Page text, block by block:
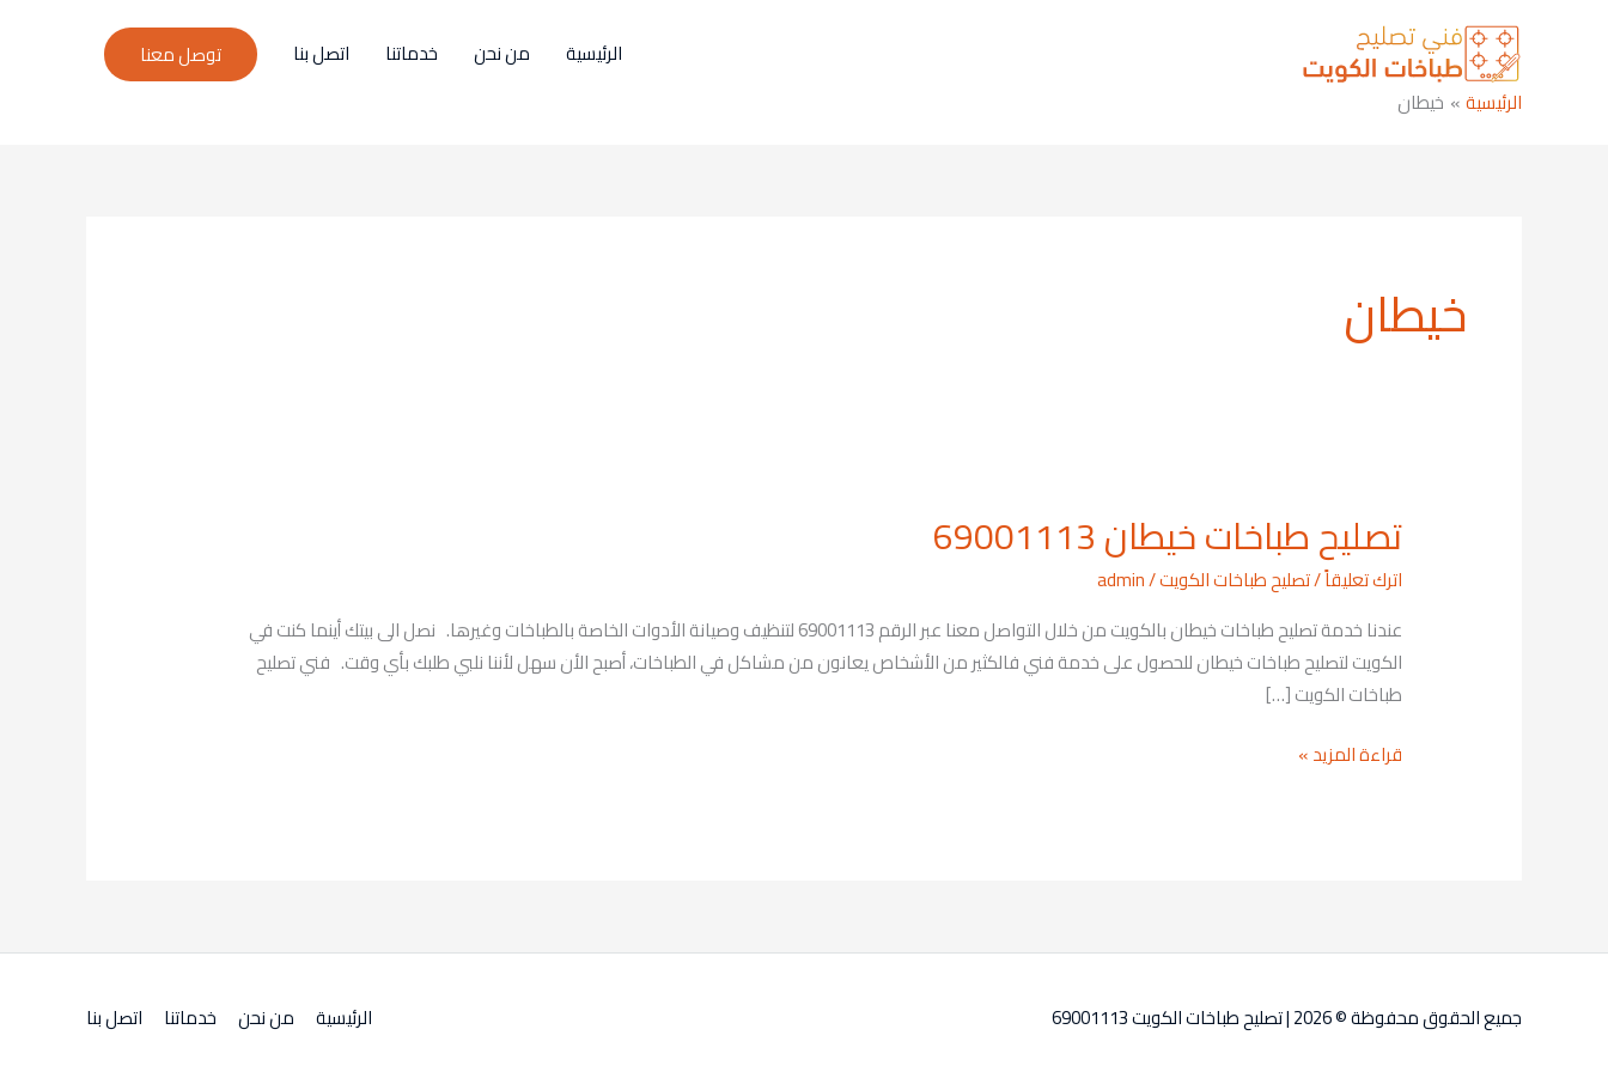
الرئيسية من نحن خدماتنا اتصل بنا
توصل معنا
الرئيسية
خيطان
خيطان
تصليح طباخات خيطان 69001113
اترك تعليقاً/تصليح طباخات الكويت/
admin
عندنا خدمة تصليح طباخات خيطان بالكويت من خلال التواصل معنا عبر الرقم 69001113 لتنظيف وصيانة الأدوات الخاصة بالطباخات وغيرها. نصل الى بيتك أينما كنت في
الكويت لتصليح طباخات خيطان للحصول على خدمة فني فالكثير من الأشخاص يعانون من مشاكل في الطباخات، أصبح الأن سهل لأننا نلبي طلبك بأي وقت. فني تصليح
طباخات الكويت […]
تصليح
طباخات
خيطان
69001113
قراءة المزيد »
جميع الحقوق محفوظة © 2026 | تصليح طباخات الكويت 69001113 الرئيسية من نحن خدماتنا اتصل بنا